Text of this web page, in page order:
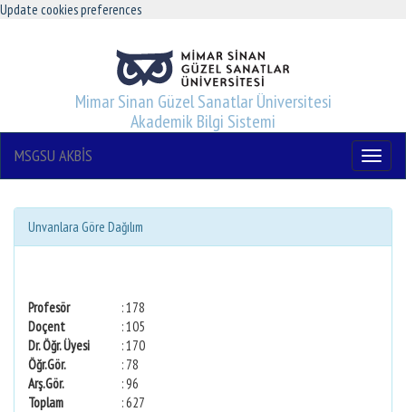
Update cookies preferences
Mimar Sinan Güzel Sanatlar Üniversitesi
Akademik Bilgi Sistemi
Menu
MSGSU AKBİS
Unvanlara Göre Dağılım
Profesör
: 178
Doçent
: 105
Dr. Öğr. Üyesi
: 170
Öğr.Gör.
: 78
Arş.Gör.
: 96
Toplam
: 627